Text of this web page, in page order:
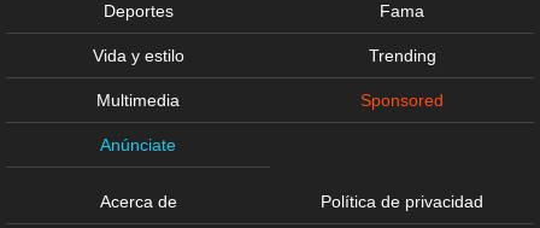
Deportes Fama
Vida y estilo Trending
Multimedia Sponsored
Anúnciate
Acerca de Política de privacidad